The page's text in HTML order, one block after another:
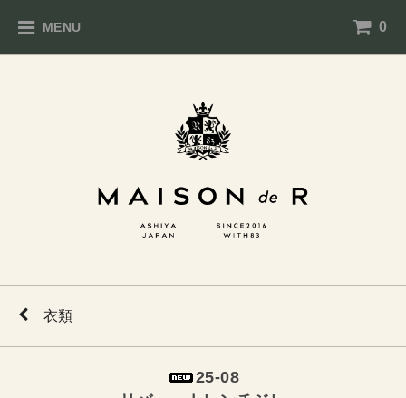
MENU 0
衣類
25-08